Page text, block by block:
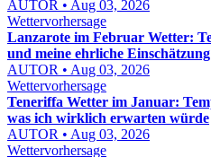
AUTOR • Aug 03, 2026
Wettervorhersage
Lanzarote im Februar Wetter:
und meine ehrliche Einschätzung
AUTOR • Aug 03, 2026
Wettervorhersage
Teneriffa Wetter im Januar:
was ich wirklich erwarten würde
AUTOR • Aug 03, 2026
Wettervorhersage